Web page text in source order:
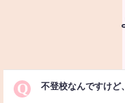
Q 不登校なんですけど